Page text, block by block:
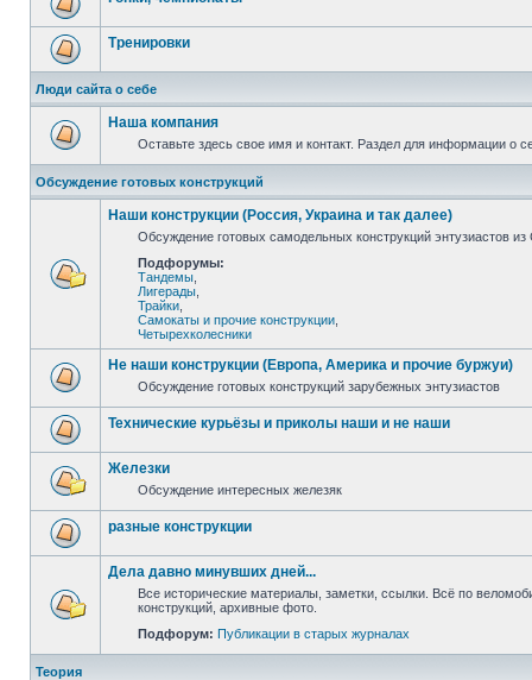
Тренировки
Люди сайта о себе
Наша компания
Оставьте здесь свое имя и контакт. Раздел для информации о
Обсуждение готовых конструкций
Наши конструкции (Россия, Украина и так далее)
Обсуждение готовых самодельных конструкций энтузиастов
Подфорумы:
Тандемы
Лигерады
Трайки
Самокаты и прочие конструкции
Четырехколесники
Не наши конструкции (Европа, Америка и прочие буржуи)
Обсуждение готовых конструкций зарубежных энтузиастов
Технические курьёзы и приколы наши и не наши
Железки
Обсуждение интересных железяк
разные конструкции
Дела давно минувших дней...
Все исторические материалы, заметки, ссылки. Всё по
конструкций, архивные фото.
Подфорум: Публикации в старых журналах
Теория